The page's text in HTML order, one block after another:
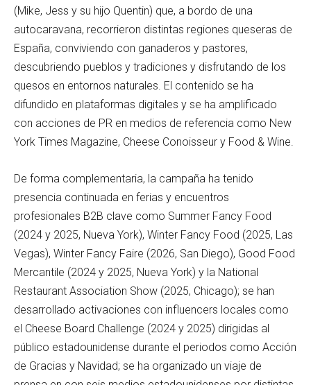
(Mike, Jess y su hijo Quentin) que, a bordo de una
autocaravana, recorrieron distintas regiones queseras de
España, conviviendo con ganaderos y pastores,
descubriendo pueblos y tradiciones y disfrutando de los
quesos en entornos naturales. El contenido se ha
difundido en plataformas digitales y se ha amplificado
con acciones de PR en medios de referencia como New
York Times Magazine, Cheese Conoisseur y Food & Wine.
De forma complementaria, la campaña ha tenido
presencia continuada en ferias y encuentros
profesionales B2B clave como Summer Fancy Food
(2024 y 2025, Nueva York), Winter Fancy Food (2025, Las
Vegas), Winter Fancy Faire (2026, San Diego), Good Food
Mercantile (2024 y 2025, Nueva York) y la National
Restaurant Association Show (2025, Chicago); se han
desarrollado activaciones con influencers locales como
el Cheese Board Challenge (2024 y 2025) dirigidas al
público estadounidense durante el periodos como Acción
de Gracias y Navidad; se ha organizado un viaje de